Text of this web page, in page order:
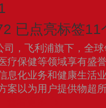
已点亮标签11
，飞利浦旗下，全
疗保健等领域享有盛
息化业务和健康生活
案以为用户提供物超